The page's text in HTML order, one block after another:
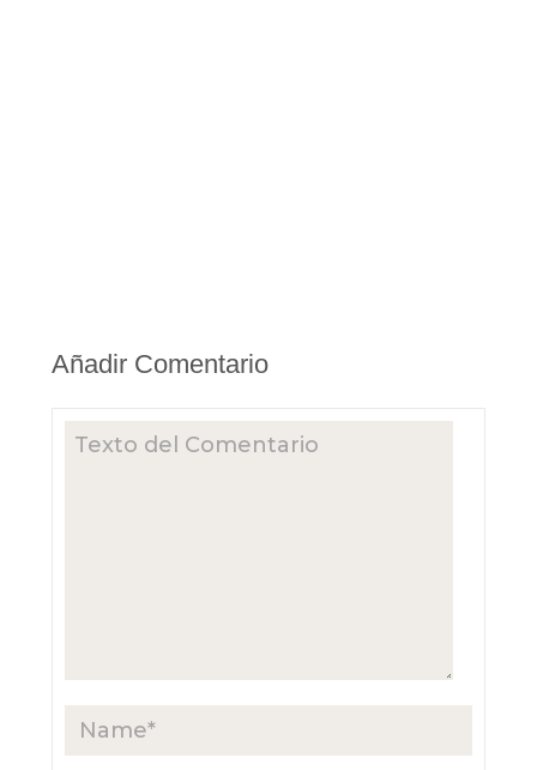
Añadir Comentario